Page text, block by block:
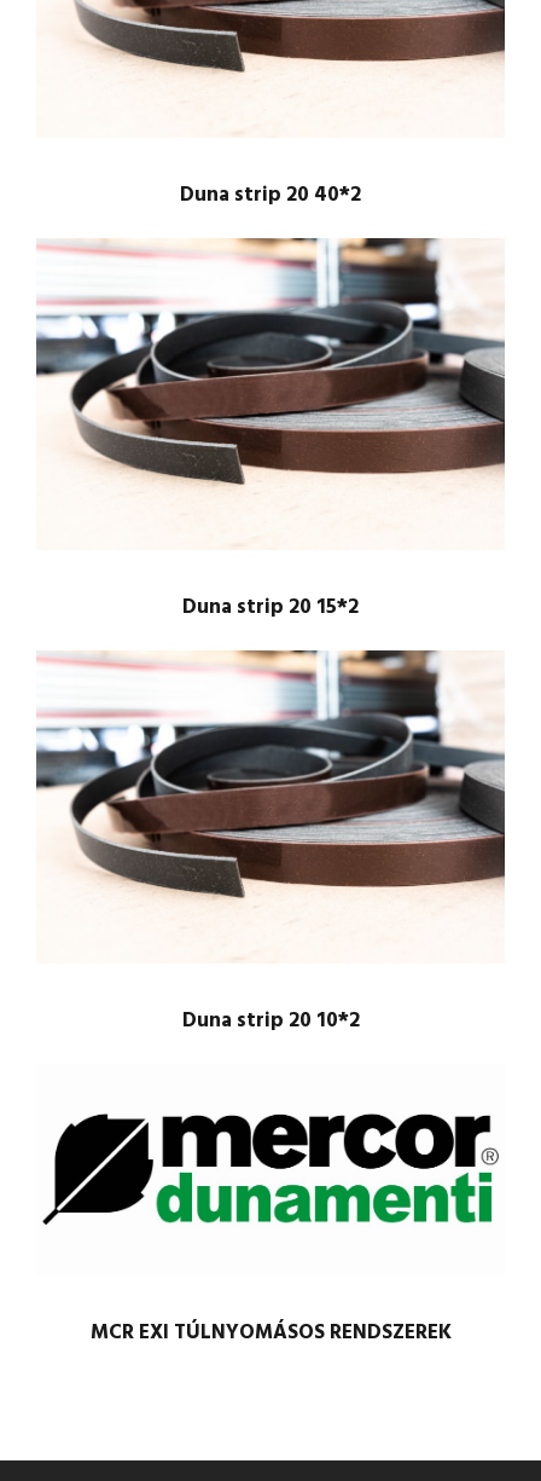
Duna strip 20 40*2
Duna strip 20 15*2
Duna strip 20 10*2
MCR EXI TÚLNYOMÁSOS RENDSZEREK